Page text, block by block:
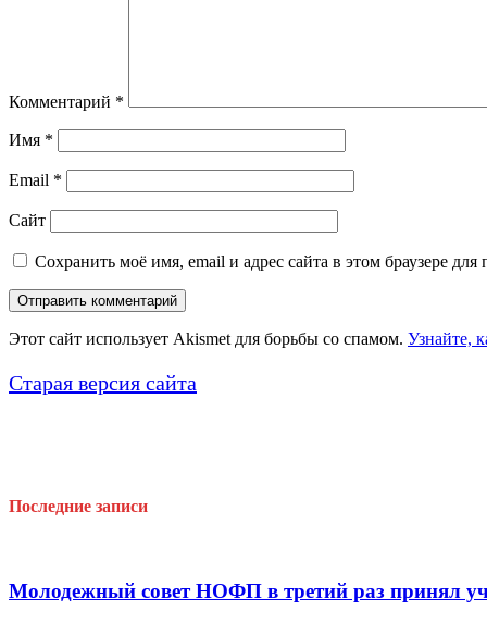
Комментарий *
Имя *
Email *
Сайт
Сохранить моё имя, email и адрес сайта в этом браузере
Этот сайт использует Akismet для борьбы со спамом. Узнайте,
Старая версия сайта
Последние записи
Молодежный совет НОФП в третий раз принял